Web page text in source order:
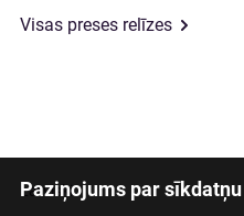
Paziņojums par
Visas preses relīzes
Latviski